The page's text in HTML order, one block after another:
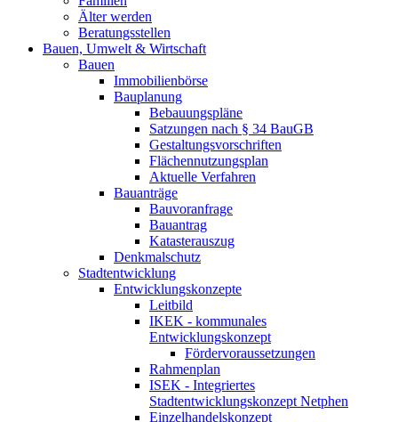
Älter werden
Beratungsstellen
Bauen, Umwelt & Wirtschaft
Bauen
Immobilienbörse
Bauplanung
Bebauungspläne
Satzungen nach § 34 BauGB
Gestaltungsvorschriften
Flächennutzungsplan
Aktuelle Verfahren
Bauanträge
Bauvoranfrage
Bauantrag
Katasterauszug
Denkmalschutz
Stadtentwicklung
Entwicklungskonzepte
Leitbild
IKEK - kommunales
Entwicklungskonzept
Fördervoraussetzungen
Rahmenplan
ISEK - Integriertes
Stadtentwicklungskonzept Netphen
Einzelhandelskonzept